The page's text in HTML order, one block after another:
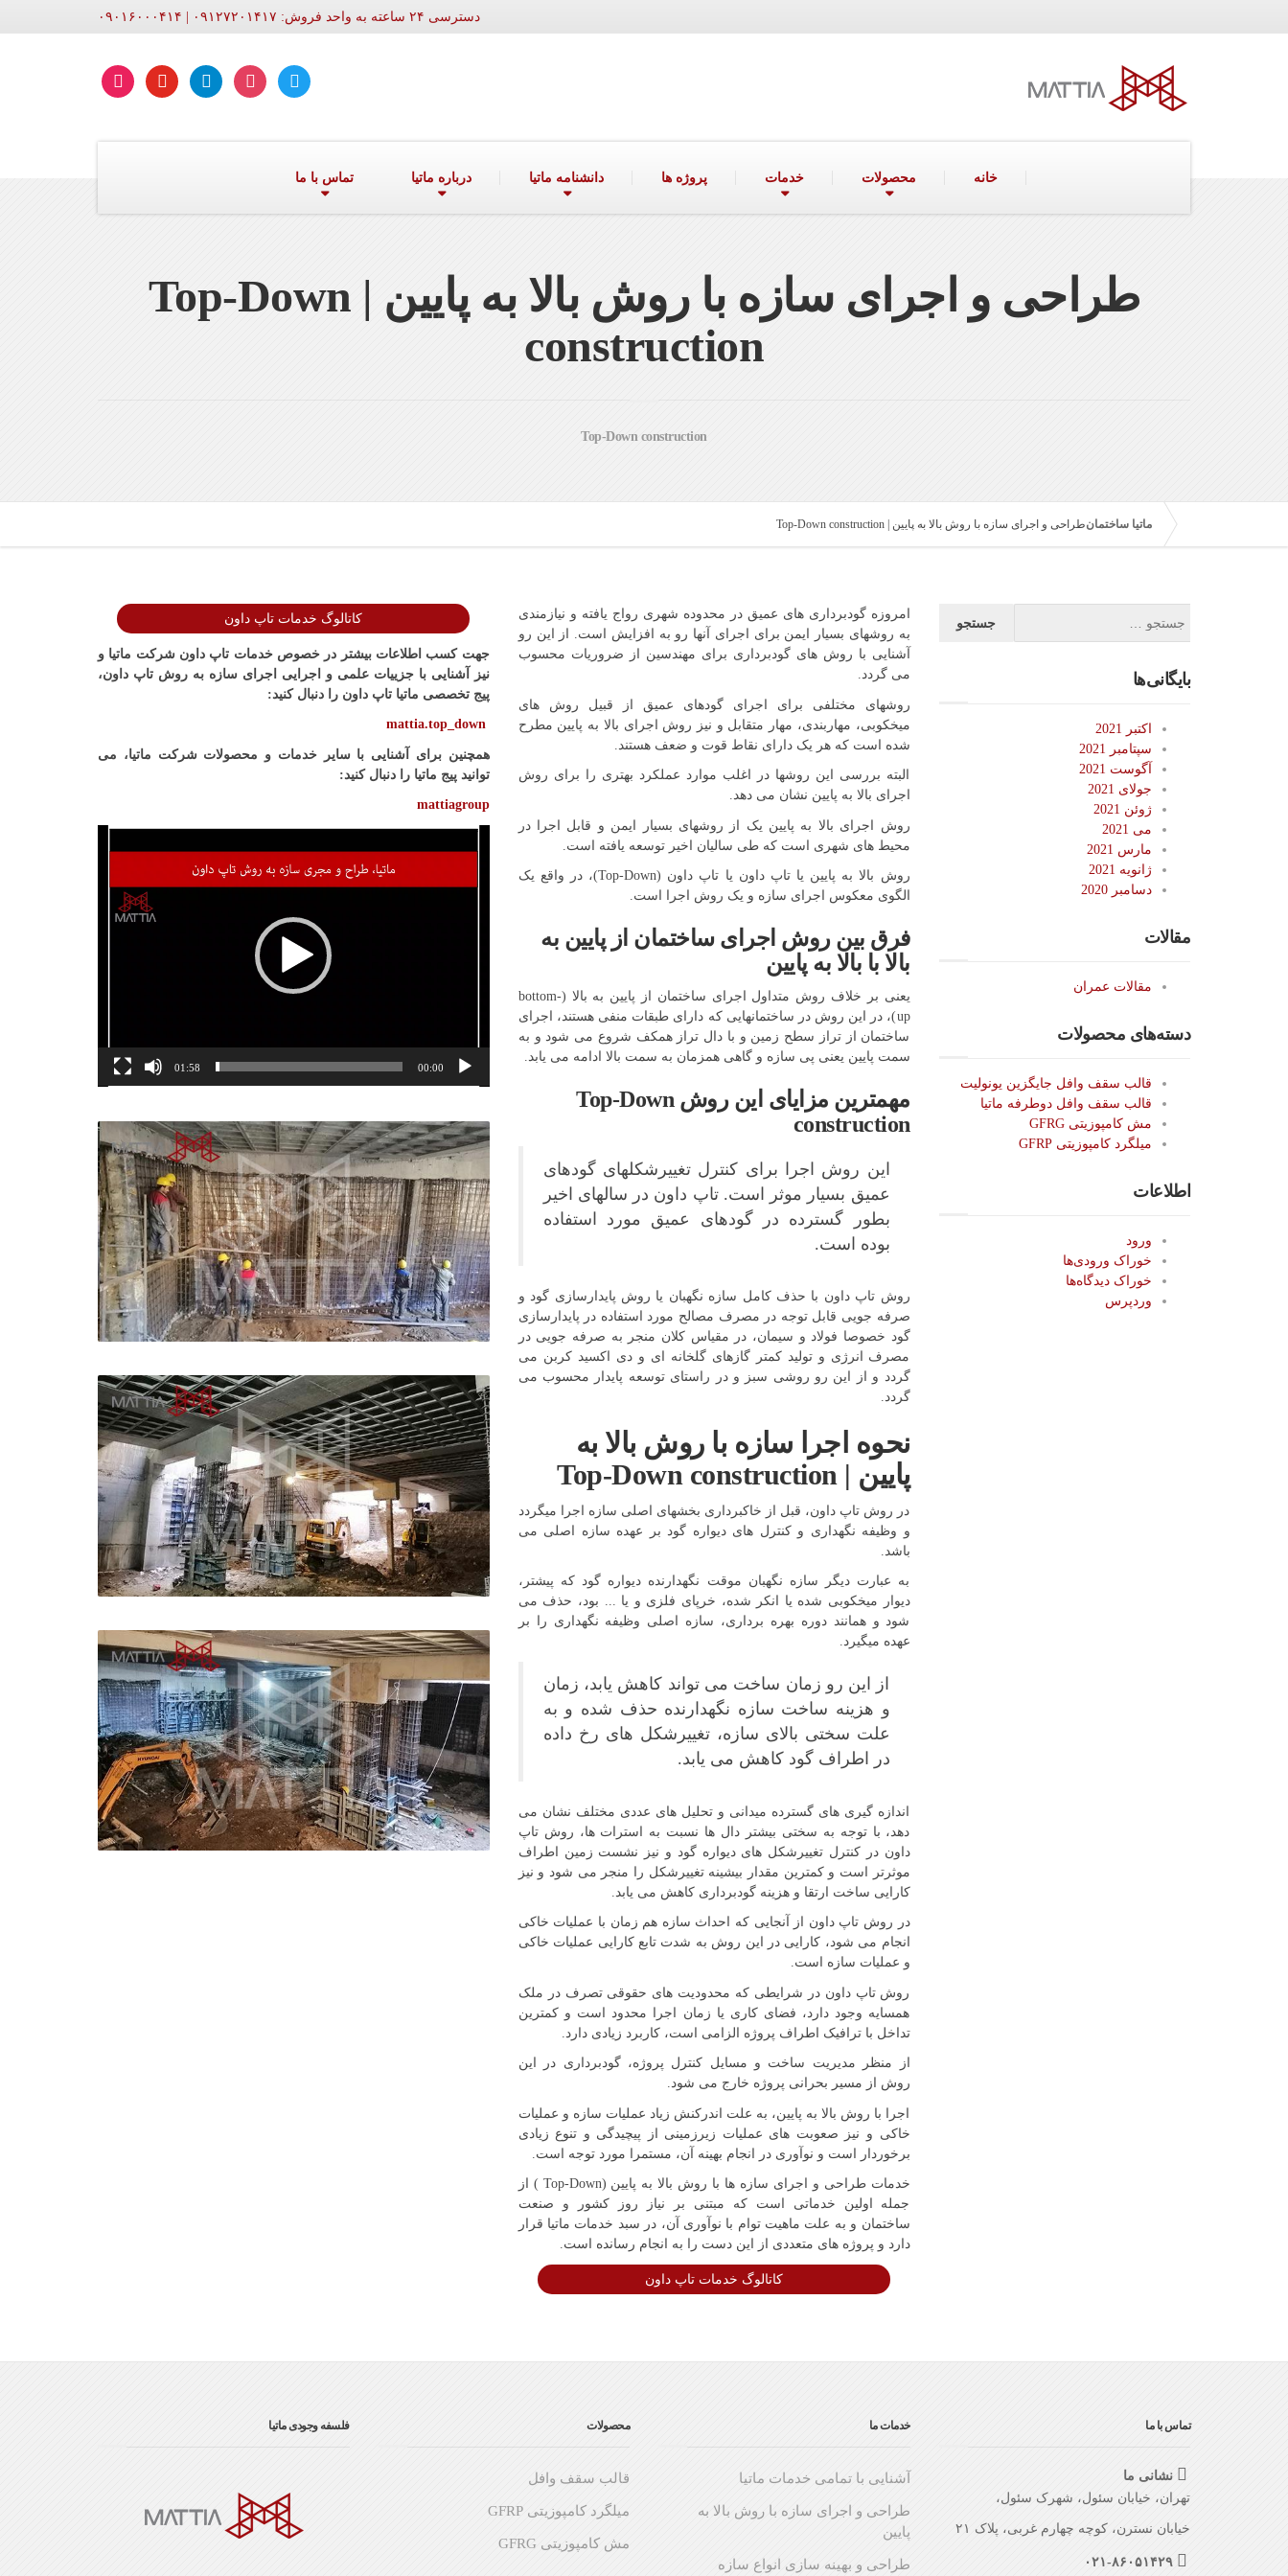
دسترسی ۲۴ ساعته به واحد فروش: ۰۹۱۲۷۲۰۱۴۱۷ | ۰۹۰۱۶۰۰۰۴۱۴
twitter
instagram
telegram
youtube
aparat
خانه محصولات خدمات پروژه ها دانشنامه ماتیا درباره ماتیا تماس با ما
طراحی و اجرای سازه با روش بالا به پایین | Top-Down
construction
Top-Down construction
ماتیا ساختمانطراحی و اجرای سازه با روش بالا به پایین | Top-Down construction
کاتالوگ خدمات تاپ داون
جهت کسب اطلاعات بیشتر در خصوص خدمات تاپ داون شرکت ماتیا و
نیز آشنایی با جزییات علمی و اجرایی اجرای سازه به روش تاپ داون،
پیج تخصصی ماتیا تاپ داون را دنبال کنید:
mattia.top_down
همچنین برای آشنایی با سایر خدمات و محصولات شرکت ماتیا، می
توانید پیج ماتیا را دنبال کنید:
mattiagroup
نمایشگر
ویدیو
00:00
01:58
امروزه گودبرداری های عمیق در محدوده شهری رواج یافته و نیازمندی
به روشهای بسیار ایمن برای اجرای آنها رو به افزایش است. از این رو
آشنایی با روش های گودبرداری برای مهندسین از ضروریات محسوب
می گردد.
روشهای مختلفی برای اجرای گودهای عمیق از قبیل روش های
میخکوبی، مهاربندی، مهار متقابل و نیز روش اجرای بالا به پایین مطرح
شده است که هر یک دارای نقاط قوت و ضعف هستند.
البته بررسی این روشها در اغلب موارد عملکرد بهتری را برای روش
اجرای بالا به پایین نشان می دهد.
روش اجرای بالا به پایین یک از روشهای بسیار ایمن و قابل اجرا در
محیط های شهری است که طی سالیان اخیر توسعه یافته است.
روش بالا به پایین یا تاپ داون یا تاپ داون (Top-Down)، در واقع یک
الگوی معکوس اجرای سازه و یک روش اجرا است.
فرق بین روش اجرای ساختمان از پایین به
بالا با بالا به پایین
یعنی بر خلاف روش متداول اجرای ساختمان از پایین به بالا (bottom-
up)، در این روش در ساختمانهایی که دارای طبقات منفی هستند، اجرای
ساختمان از تراز سطح زمین و با دال تراز همکف شروع می شود و به
سمت پایین یعنی پی سازه و گاهی همزمان به سمت بالا ادامه می یابد.
مهمترین مزایای این روش Top-Down
construction
این روش اجرا برای کنترل تغییرشکلهای گودهای
عمیق بسیار موثر است. تاپ داون در سالهای اخیر
بطور گسترده در گودهای عمیق مورد استفاده
بوده است.
روش تاپ داون با حذف کامل سازه نگهبان یا روش پایدارسازی گود و
صرفه جویی قابل توجه در مصرف مصالح مورد استفاده در پایدارسازی
گود خصوصا فولاد و سیمان، در مقیاس کلان منجر به صرفه جویی در
مصرف انرژی و تولید کمتر گازهای گلخانه ای و دی اکسید کربن می
گردد و از این رو روشی سبز و در راستای توسعه پایدار محسوب می
گردد.
نحوه اجرا سازه با روش بالا به
پایین | Top-Down construction
در روش تاپ داون، قبل از خاکبرداری بخشهای اصلی سازه اجرا میگردد
و وظیفه نگهداری و کنترل های دیواره گود بر عهده سازه اصلی می
باشد.
به عبارت دیگر سازه نگهبان موقت نگهدارنده دیواره گود که پیشتر،
دیوار میخکوبی شده یا انکر شده، خرپای فلزی و یا ... بود، حذف می
شود و همانند دوره بهره برداری، سازه اصلی وظیفه نگهداری را بر
عهده میگیرد.
از این رو زمان ساخت می تواند کاهش یابد، زمان
و هزینه ساخت سازه نگهدارنده حذف شده و به
علت سختی بالای سازه، تغییرشکل های رخ داده
در اطراف گود کاهش می یابد.
اندازه گیری های گسترده میدانی و تحلیل های عددی مختلف نشان می
دهد، با توجه به سختی بیشتر دال ها نسبت به استرات ها، روش تاپ
داون در کنترل تغییرشکل های دیواره گود و نیز نشست زمین اطراف
موثرتر است و کمترین مقدار بیشینه تغییرشکل را منجر می شود و نیز
کارایی ساخت ارتقا و هزینه گودبرداری کاهش می یابد.
در روش تاپ داون از آنجایی که احداث سازه هم زمان با عملیات خاکی
انجام می شود، کارایی در این روش به شدت تابع کارایی عملیات خاکی
و عملیات سازه است.
روش تاپ داون در شرایطی که محدودیت های حقوقی تصرف در ملک
همسایه وجود دارد، فضای کاری یا زمان اجرا محدود است و کمترین
تداخل با ترافیک اطراف پروژه الزامی است، کاربرد زیادی دارد.
از منظر مدیریت ساخت و مسایل کنترل پروژه، گودبرداری در این
روش از مسیر بحرانی پروژه خارج می شود.
اجرا با روش بالا به پایین، به علت اندرکنش زیاد عملیات سازه و عملیات
خاکی و نیز صعوبت های عملیات زیرزمینی از پیچیدگی و تنوع زیادی
برخوردار است و نوآوری در انجام بهینه آن، مستمرا مورد توجه است.
خدمات طراحی و اجرای سازه ها با روش بالا به پایین (Top-Down ) از
جمله اولین خدماتی است که مبتنی بر نیاز روز کشور و صنعت
ساختمان و به علت ماهیت توام با نوآوری آن، در سبد خدمات ماتیا قرار
دارد و پروژه های متعددی از این دست را به انجام رسانده است.
کاتالوگ خدمات تاپ داون
بایگانی‌ها
اکتبر 2021
سپتامبر 2021
آگوست 2021
جولای 2021
ژوئن 2021
می 2021
مارس 2021
ژانویه 2021
دسامبر 2020
مقالات
مقالات عمران
دسته‌های محصولات
قالب سقف وافل جایگزین یونولیت
قالب سقف وافل دوطرفه ماتیا
مش کامپوزیتی GFRG
میلگرد کامپوزیتی GFRP
اطلاعات
ورود
خوراک ورودی‌ها
خوراک دیدگاه‌ها
وردپرس
فلسفه وجودی ماتیا محصولات
قالب سقف وافل
میلگرد کامپوزیتی GFRP
مش کامپوزیتی GFRG
خدمات ما
آشنایی با تمامی خدمات ماتیا
طراحی و اجرای سازه با روش بالا به
پایین
طراحی و بهینه سازی انواع سازه
تماس با ما
نشانی ما
تهران، خیابان سئول، شهرک سئول،
خیابان نسترن، کوچه چهارم غربی، پلاک ۲۱
۰۲۱-۸۶۰۵۱۴۲۹